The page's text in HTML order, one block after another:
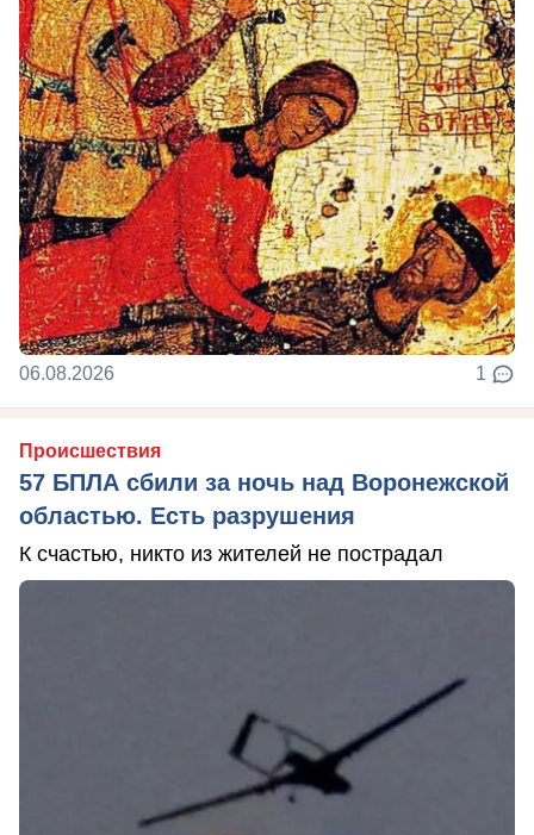
06.08.2026 1
Происшествия
57 БПЛА сбили за ночь над Воронежской
областью. Есть разрушения
К счастью, никто из жителей не пострадал